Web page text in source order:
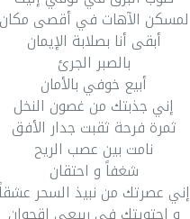
لمسكن الآهات في أقصى
أبقى أنا بصلابة الإيمان
بالصبر الجرئ
أبيع خوفي بالأمان
إني جذبتك من غصون النخل
ثمرة فرحة ثقبت جدار الأفق
نامت بين عصب الريح
شغفاً و احتقان
إني عصرتك من نبيذ السحر